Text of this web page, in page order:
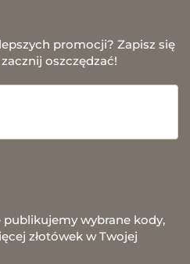
promocji? Zapisz się
oszczędzać!
publikujemy wybrane kody,
złotówek w Twojej